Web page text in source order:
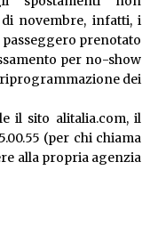
novembre, infatti, i
prenotato
per no-show
dei
il sito alitalia.com, il
(per chi chiama
alla propria agenzia